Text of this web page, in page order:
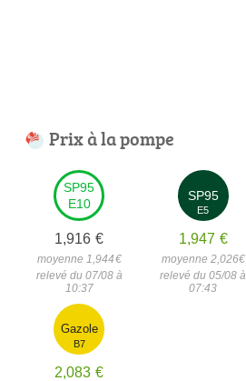
Prix à la pompe
SP95
E10
1,916 €
moyenne 1,944€
relevé du 07/08 à
10:37
SP95
E5
1,947 €
moyenne 2,026€
relevé du 05/08 à
07:43
Gazole
B7
2,083 €